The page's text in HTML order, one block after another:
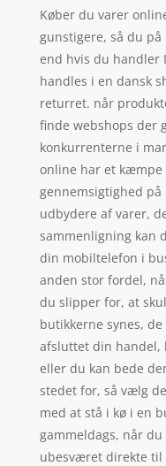
Køber du varer
gunstigere, så du
end hvis du handler
handles i en dansk
returret. når
finde webshops der
konkurrenterne i
online har et kæmpe
gennemsigtighed
udbydere af varer,
sammenligning kan
din mobiltelefon i
anden stor fordel,
du slipper for, at
butikkerne synes,
afsluttet din handel,
eller du kan bede
stedet for, så vælg
med at stå i kø i en
gammeldags, når
ubesværet direkte